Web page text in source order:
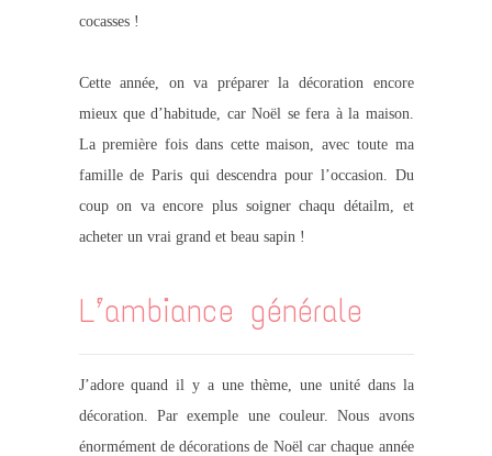
cocasses !
Cette année, on va préparer la décoration encore
mieux que d’habitude, car Noël se fera à la maison.
La première fois dans cette maison, avec toute ma
famille de Paris qui descendra pour l’occasion. Du
coup on va encore plus soigner chaqu détailm, et
acheter un vrai grand et beau sapin !
L’ambiance générale
J’adore quand il y a une thème, une unité dans la
décoration. Par exemple une couleur. Nous avons
énormément de décorations de Noël car chaque année